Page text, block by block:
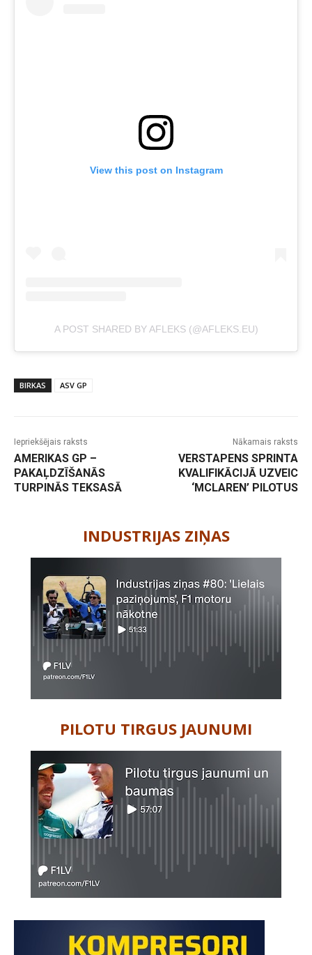
View this post on Instagram
A POST SHARED BY AFLEKS (@AFLEKS.EU)
BIRKAS ASV GP
Iepriekšējais raksts
AMERIKAS GP –
PAKAĻDZĪŠANĀS
TURPINĀS TEKSASĀ
Nākamais raksts
VERSTAPENS SPRINTA
KVALIFIKĀCIJĀ UZVEIC
‘MCLAREN’ PILOTUS
INDUSTRIJAS ZIŅAS
PILOTU TIRGUS JAUNUMI